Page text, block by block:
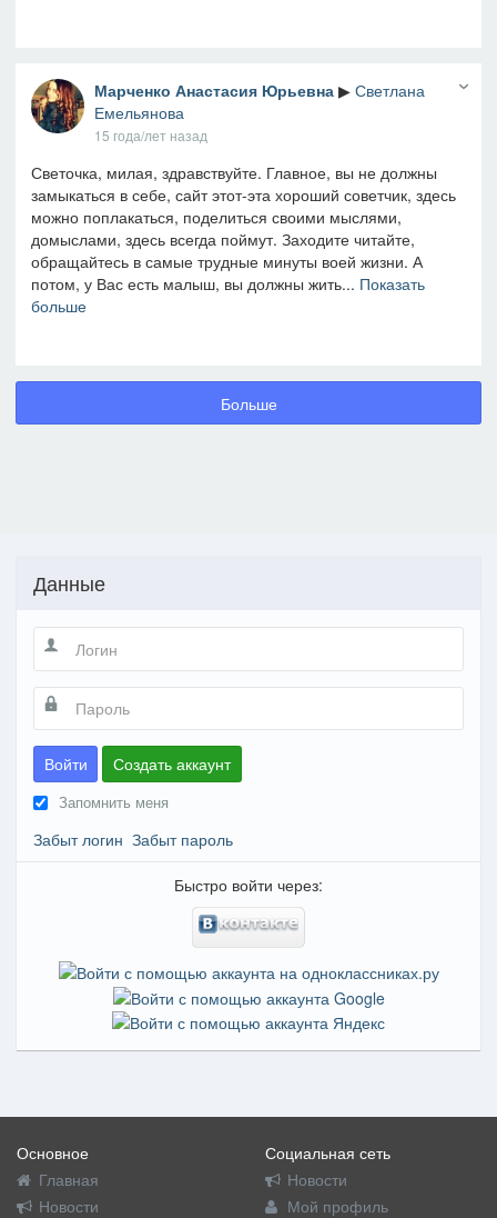
Марченко Анастасия Юрьевна ▶ Светлана
Емельянова
15 года/лет назад
Светочка, милая, здравствуйте. Главное, вы не должны
замыкаться в себе, сайт этот-эта хороший советчик, здесь
можно поплакаться, поделиться своими мыслями,
домыслами, здесь всегда поймут. Заходите читайте,
обращайтесь в самые трудные минуты воей жизни. А
потом, у Вас есть малыш, вы должны жить... Показать
больше
Больше
Данные
Войти Создать аккаунт
Запомнить меня
Забыт логин Забыт пароль
Быстро войти через:
Основное
Главная
Новости
Социальная сеть
Новости
Мой профиль